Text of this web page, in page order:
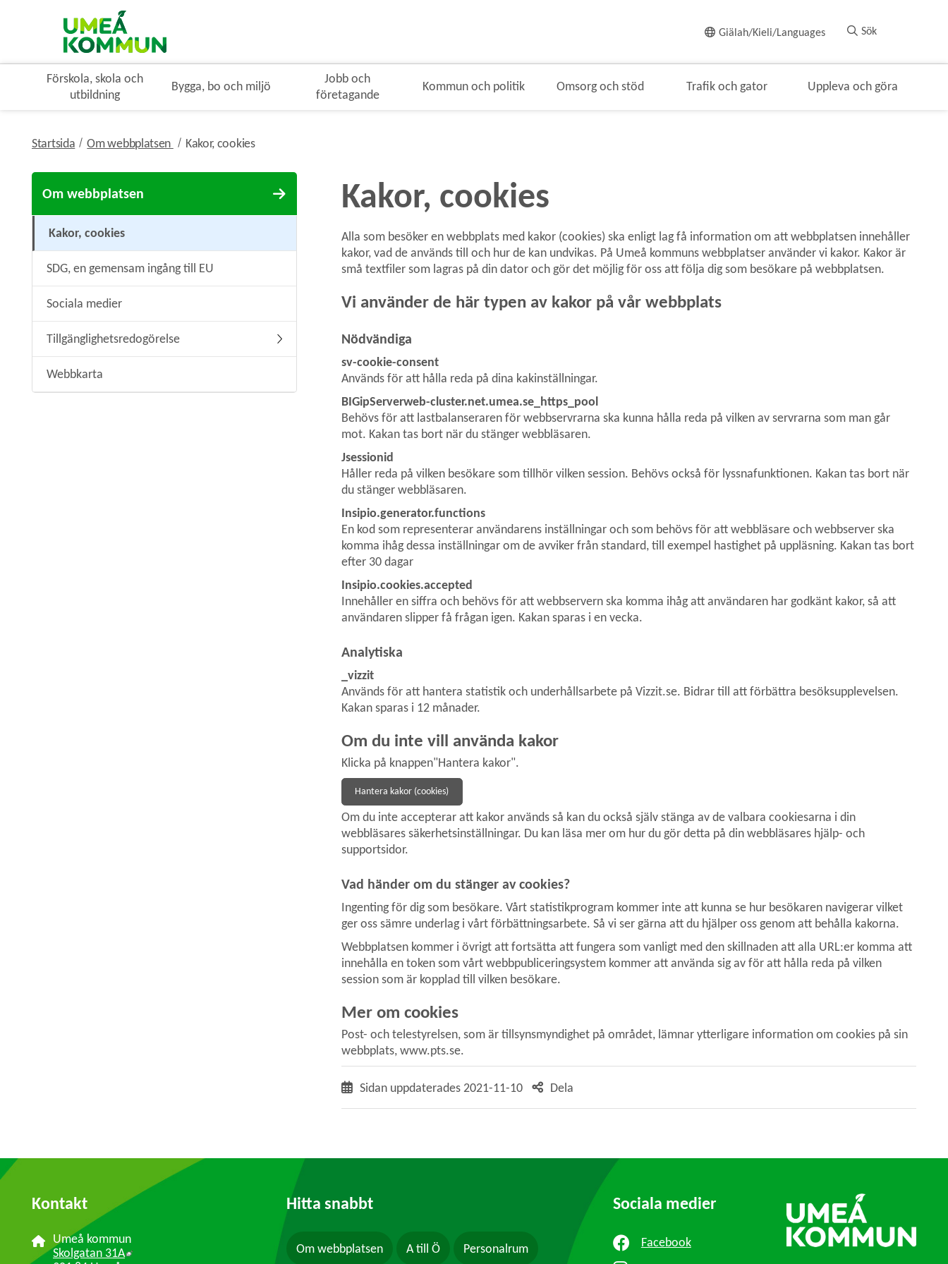
Giälah/Kieli/Languages Sök
Förskola, skola och
utbildning
Bygga, bo och miljö
Jobb och
företagande
Kommun och politik Omsorg och stöd Trafik och gator Uppleva och göra
Startsida Om webbplatsen nivå i brödsmulenavigeringen
Kakor, cookiesnivå i brödsmulenavigeringen
Om webbplatsen
Kakor, cookies
SDG, en gemensam ingång till EU
Sociala medier
Tillgänglighetsredogörelse Undermeny för Tillgänglighetsredogörelse
Webbkarta
Kakor, cookies
Alla som besöker en webbplats med kakor (cookies) ska enligt lag få information om att webbplatsen innehåller
kakor, vad de används till och hur de kan undvikas. På Umeå kommuns webbplatser använder vi kakor. Kakor är
små textfiler som lagras på din dator och gör det möjlig för oss att följa dig som besökare på webbplatsen.
Vi använder de här typen av kakor på vår webbplats
Nödvändiga
sv-cookie-consent
Används för att hålla reda på dina kakinställningar.
BIGipServerweb-cluster.net.umea.se_https_pool
Behövs för att lastbalanseraren för webbservrarna ska kunna hålla reda på vilken av servrarna som man går
mot. Kakan tas bort när du stänger webbläsaren.
Jsessionid
Håller reda på vilken besökare som tillhör vilken session. Behövs också för lyssnafunktionen. Kakan tas bort när
du stänger webbläsaren.
Insipio.generator.functions
En kod som representerar användarens inställningar och som behövs för att webbläsare och webbserver ska
komma ihåg dessa inställningar om de avviker från standard, till exempel hastighet på uppläsning. Kakan tas bort
efter 30 dagar
Insipio.cookies.accepted
Innehåller en siffra och behövs för att webbservern ska komma ihåg att användaren har godkänt kakor, så att
användaren slipper få frågan igen. Kakan sparas i en vecka.
Analytiska
_vizzit
Används för att hantera statistik och underhållsarbete på Vizzit.se. Bidrar till att förbättra besöksupplevelsen.
Kakan sparas i 12 månader.
Om du inte vill använda kakor
Klicka på knappen"Hantera kakor".
Hantera kakor (cookies)
Om du inte accepterar att kakor används så kan du också själv stänga av de valbara cookiesarna i din
webbläsares säkerhetsinställningar. Du kan läsa mer om hur du gör detta på din webbläsares hjälp- och
supportsidor.
Vad händer om du stänger av cookies?
Ingenting för dig som besökare. Vårt statistikprogram kommer inte att kunna se hur besökaren navigerar vilket
ger oss sämre underlag i vårt förbättningsarbete. Så vi ser gärna att du hjälper oss genom att behålla kakorna.
Webbplatsen kommer i övrigt att fortsätta att fungera som vanligt med den skillnaden att alla URL:er komma att
innehålla en token som vårt webbpubliceringsystem kommer att använda sig av för att hålla reda på vilken
session som är kopplad till vilken besökare.
Mer om cookies
Post- och telestyrelsen, som är tillsynsmyndighet på området, lämnar ytterligare information om cookies på sin
webbplats, www.pts.se.
Sidan uppdaterades2021-11-10 Dela
Kontakt
Umeå kommun
Skolgatan 31A Länk till annan webbplats, öppnas i nytt fönster.
Hitta snabbt
Om webbplatsen A till Ö Personalrum
Sociala medier
Facebook